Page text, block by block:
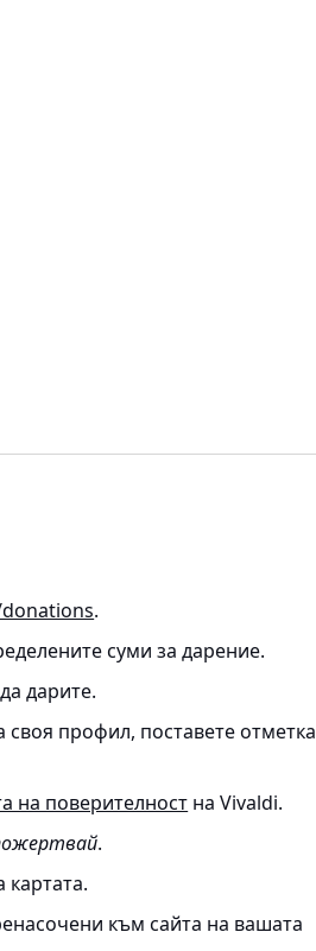
.
суми за дарение.
дарите.
своя профил, поставете отметка
на поверителност на Vivaldi.
.
към сайта на вашата